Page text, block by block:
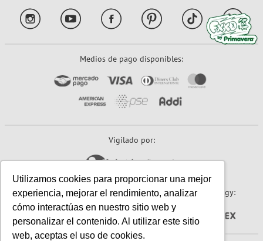
Utilizamos cookies para proporcionar una mejor
experiencia, mejorar el rendimiento, analizar
cómo interactúas en nuestro sitio web y
personalizar el contenido. Al utilizar este sitio
web, aceptas el uso de cookies.
Medios de pago disponibles:
Vigilado por:
Sitio seguro: Powered By: Technology: